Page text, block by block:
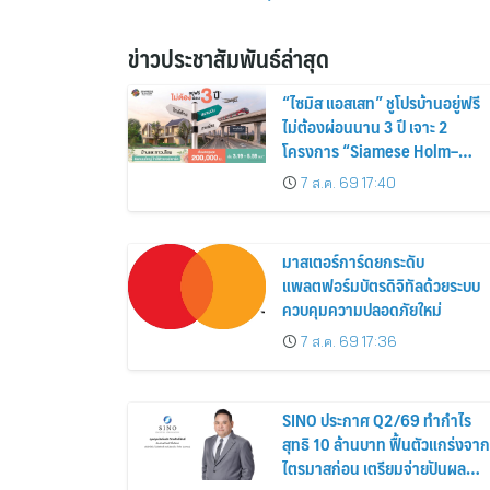
ข่าวประชาสัมพันธ์ล่าสุด
“ไซมิส แอสเสท” ชูโปรบ้านอยู่ฟรี
ไม่ต้องผ่อนนาน 3 ปี เจาะ 2
โครงการ “Siamese Holm–
Siamese Blossom” พร้อม
ส่วนลดและสิทธิพิเศษถึง 31
7 ส.ค. 69 17:40
มาสเตอร์การ์ดยกระดับ
แพลตฟอร์มบัตรดิจิทัลด้วยระบบ
ควบคุมความปลอดภัยใหม่
7 ส.ค. 69 17:36
SINO ประกาศ Q2/69 ทำกำไร
สุทธิ 10 ล้านบาท ฟื้นตัวแกร่งจาก
ไตรมาสก่อน เตรียมจ่ายปันผล